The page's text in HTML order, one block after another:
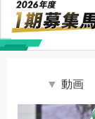
動画